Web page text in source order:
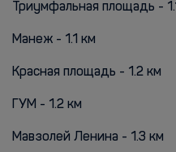
Триумфальная площадь -
Манеж - 1.1 км
Красная площадь - 1.2 км
ГУМ - 1.2 км
Мавзолей Ленина - 1.3 км